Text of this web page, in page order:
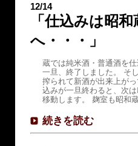
12/14
「仕込みは昭
へ・・・」
蔵では純米酒・普通酒を
一旦、終了しました。 そ
搾られて新酒が出来上が
込みが一旦終わると、次
移動します。 麹室も昭和
続きを読む